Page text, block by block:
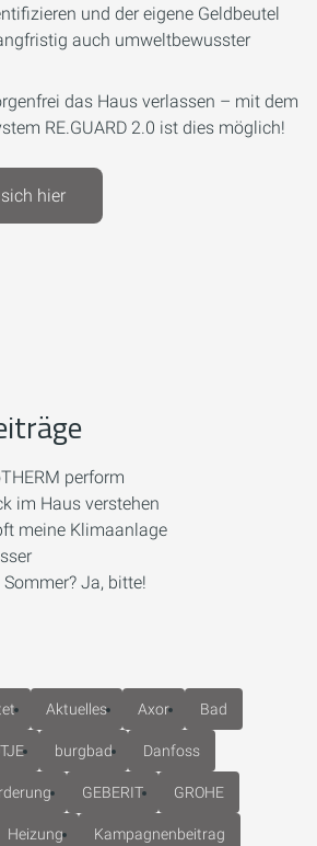
und der eigene Geldbeutel
auch umweltbewusster
das Haus verlassen – mit dem
RE.GUARD 2.0 ist dies möglich!
hier
perform
im Haus verstehen
meine Klimaanlage
Ja, bitte!
Aktuelles Axor Bad
burgbad Danfoss
GEBERIT GROHE
Heizung Kampagnenbeitrag